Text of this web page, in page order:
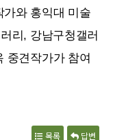
가와 홍익대 미술
리, 강남구청갤러
중견작가가 참여
목록 답변